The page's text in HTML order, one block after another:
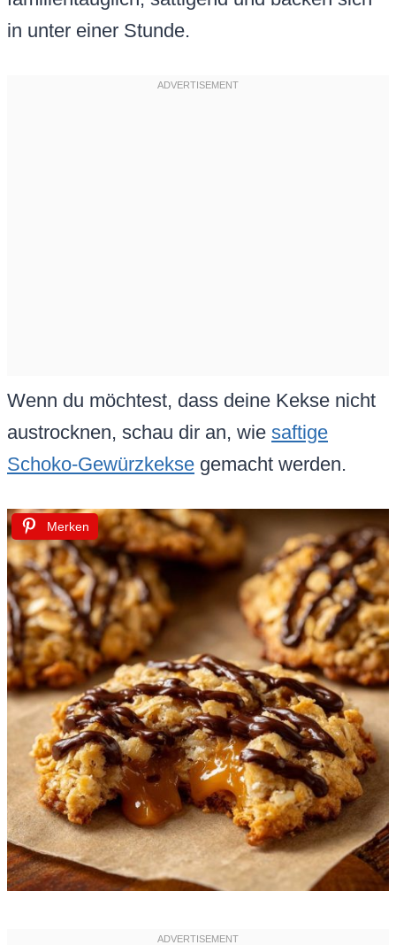
in unter einer Stunde.
Wenn du möchtest, dass deine Kekse nicht
austrocknen, schau dir an, wie saftige
Schoko-Gewürzkekse gemacht werden.
Merken